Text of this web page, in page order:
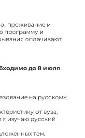
проживание и
программу и
оплачивают
до 8 июля
на русском»;
от вуза;
изучаю русский
тем.